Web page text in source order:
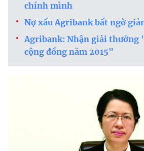
chính mình
Nợ xấu Agribank bất ngờ
Agribank: Nhận giải thưởng
cộng đồng năm 2015"